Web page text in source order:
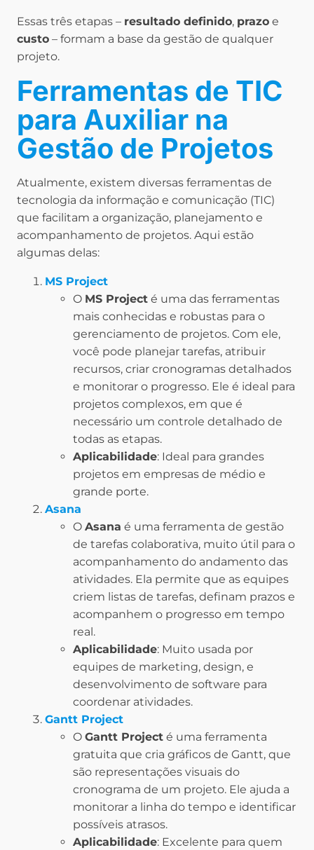
Essas três etapas – resultado definido, prazo e
custo – formam a base da gestão de qualquer
projeto.
Ferramentas de TIC
para Auxiliar na
Gestão de Projetos
Atualmente, existem diversas ferramentas de
tecnologia da informação e comunicação (TIC)
que facilitam a organização, planejamento e
acompanhamento de projetos. Aqui estão
algumas delas:
MS Project
O MS Project é uma das ferramentas
mais conhecidas e robustas para o
gerenciamento de projetos. Com ele,
você pode planejar tarefas, atribuir
recursos, criar cronogramas detalhados
e monitorar o progresso. Ele é ideal para
projetos complexos, em que é
necessário um controle detalhado de
todas as etapas.
Aplicabilidade: Ideal para grandes
projetos em empresas de médio e
grande porte.
Asana
O Asana é uma ferramenta de gestão
de tarefas colaborativa, muito útil para o
acompanhamento do andamento das
atividades. Ela permite que as equipes
criem listas de tarefas, definam prazos e
acompanhem o progresso em tempo
real.
Aplicabilidade: Muito usada por
equipes de marketing, design, e
desenvolvimento de software para
coordenar atividades.
Gantt Project
O Gantt Project é uma ferramenta
gratuita que cria gráficos de Gantt, que
são representações visuais do
cronograma de um projeto. Ele ajuda a
monitorar a linha do tempo e identificar
possíveis atrasos.
Aplicabilidade: Excelente para quem